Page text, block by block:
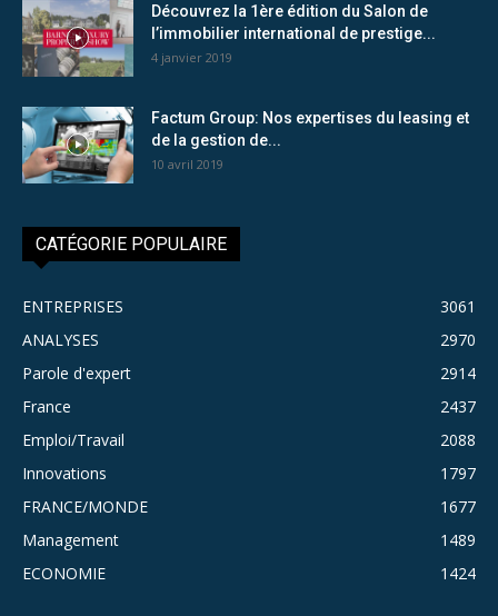
Découvrez la 1ère édition du Salon de
l’immobilier international de prestige...
4 janvier 2019
Factum Group: Nos expertises du leasing et
de la gestion de...
10 avril 2019
CATÉGORIE POPULAIRE
ENTREPRISES
3061
ANALYSES
2970
Parole d'expert
2914
France
2437
Emploi/Travail
2088
Innovations
1797
FRANCE/MONDE
1677
Management
1489
ECONOMIE
1424